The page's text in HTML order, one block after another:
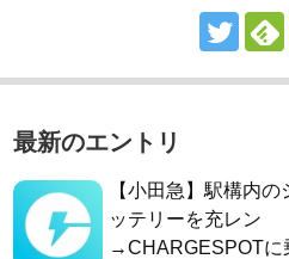
最新のエントリ
【小田急】駅構内の
ッテリーを充レン
→CHARGESPOTに